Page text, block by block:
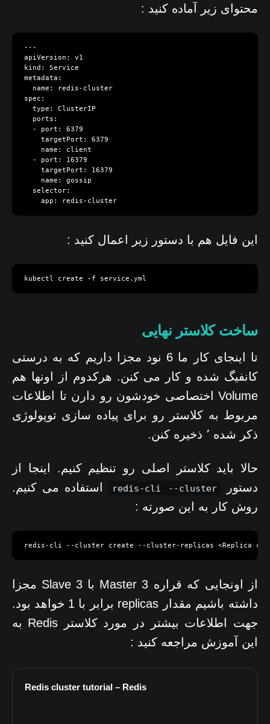
محتوای زیر آماده کنید :
---
apiVersion: v1
kind: Service
metadata:
  name: redis-cluster
spec:
  type: ClusterIP
  ports:
  - port: 6379
    targetPort: 6379
    name: client
  - port: 16379
    targetPort: 16379
    name: gossip
  selector:
    app: redis-cluster
این فایل هم با دستور زیر اعمال کنید :
kubectl create -f service.yml
ساخت کلاستر نهایی
تا اینجای کار ما 6 نود مجزا داریم که به درستی
کانفیگ شده و کار می کنن. هرکدوم از اونها هم
Volume اختصاصی خودشون رو دارن تا اطلاعات
مربوط به کلاستر رو برای پیاده سازی توپولوژی
ذکر شده ٬ ذخیره کنن.
حالا باید کلاستر اصلی رو تنظیم کنیم. اینجا از
دستور
redis-cli --cluster
استفاده می کنیم.
روش کار به این صورته :
از اونجایی که قراره 3 Master با 3 Slave مجزا
داشته باشیم مقدار replicas برابر با 1 خواهد بود.
جهت اطلاعات بیشتر در مورد کلاستر Redis به
این آموزش مراجعه کنید :
Redis cluster tutorial – Redis